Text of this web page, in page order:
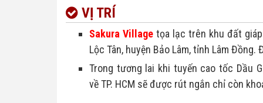
VỊ TRÍ
Sakura Village tọa lạc trên khu đất
Lộc Tân, huyện Bảo Lâm, tỉnh Lâm
Trong tương lai khi tuyến cao tốc Dầu
về TP. HCM sẽ được rút ngắn chỉ còn